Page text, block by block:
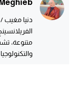
✅
دنيا
متنوعة،